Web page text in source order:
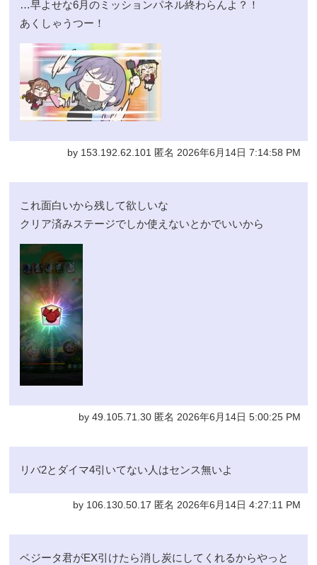
…早よせな6月のミッションパネル終わらんよ？！
あくしゃうつー！
by 153.192.62.101 匿名 2026年6月14日 7:14:58 PM
これ面白いから残して欲しいな
クリア済みステージでしか使えないとかでいいから
by 49.105.71.30 匿名 2026年6月14日 5:00:25 PM
リバ2とダイマ4引いてない人はセンス無いよ
by 106.130.50.17 匿名 2026年6月14日 4:27:11 PM
ベジータ君がEX引けたら消し炭にしてくれるからやっと